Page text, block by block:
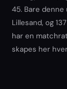
45. Bare
Lillesand, og
har en
skapes her